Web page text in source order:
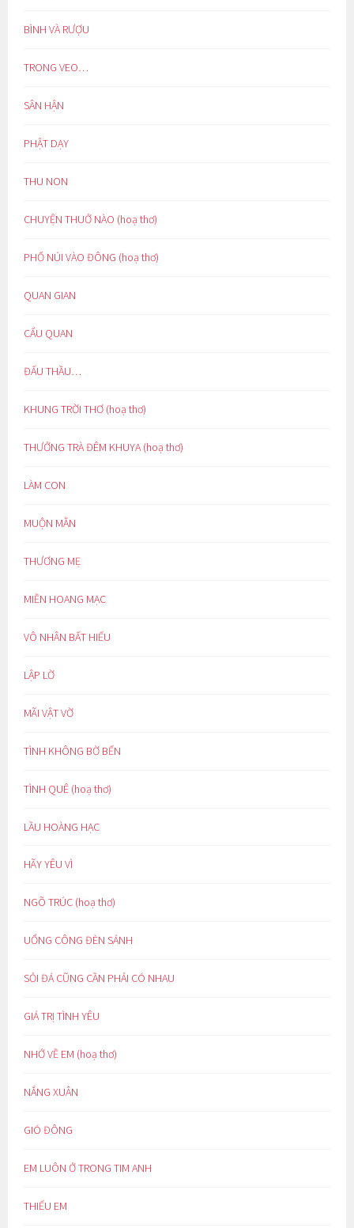
BÌNH VÀ RƯỢU
TRONG VEO…
SÂN HẬN
PHẬT DẠY
THU NON
CHUYỆN THUỞ NÀO (hoạ thơ)
PHỐ NÚI VÀO ĐÔNG (hoạ thơ)
QUAN GIAN
CẨU QUAN
ĐẤU THẦU…
KHUNG TRỜI THƠ (hoạ thơ)
THƯỞNG TRÀ ĐÊM KHUYA (hoạ thơ)
LÀM CON
MUỘN MẰN
THƯƠNG MẸ
MIỀN HOANG MẠC
VÔ NHÂN BẤT HIẾU
LẬP LỜ
MÃI VẬT VỜ
TÌNH KHÔNG BỜ BẾN
TÌNH QUÊ (hoạ thơ)
LẦU HOÀNG HẠC
HÃY YÊU VÌ
NGÕ TRÚC (hoạ thơ)
UỔNG CÔNG ĐÈN SÁNH
SỎI ĐÁ CŨNG CẦN PHẢI CÓ NHAU
GIÁ TRỊ TÌNH YÊU
NHỚ VỀ EM (hoạ thơ)
NẮNG XUÂN
GIÓ ĐÔNG
EM LUÔN Ở TRONG TIM ANH
THIẾU EM